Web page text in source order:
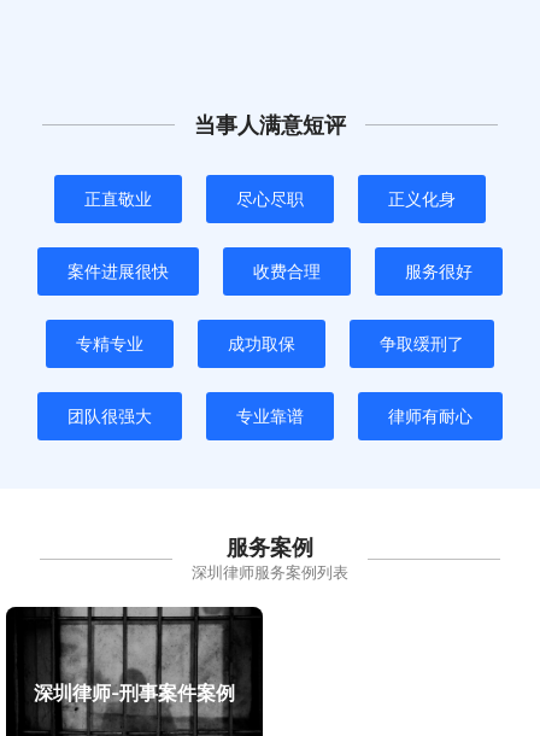
当事人满意短评
正直敬业 尽心尽职 正义化身
案件进展很快 收费合理 服务很好
专精专业 成功取保 争取缓刑了
团队很强大 专业靠谱 律师有耐心
服务案例
深圳律师服务案例列表
深圳律师-刑事案件案例